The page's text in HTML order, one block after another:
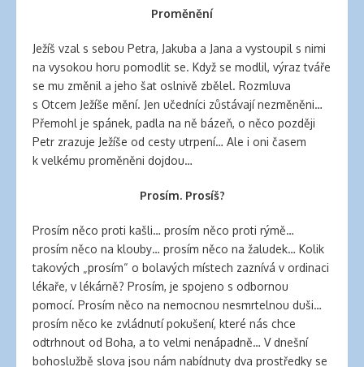
Proměnění
Ježíš vzal s sebou Petra, Jakuba a Jana a vystoupil s nimi
na vysokou horu pomodlit se. Když se modlil, výraz tváře
se mu změnil a jeho šat oslnivě zbělel. Rozmluva
s Otcem Ježíše mění. Jen učedníci zůstávají nezměněni…
Přemohl je spánek, padla na ně bázeň, o něco později
Petr zrazuje Ježíše od cesty utrpení… Ale i oni časem
k velkému proměněni dojdou…
Prosím. Prosíš?
Prosím něco proti kašli… prosím něco proti rýmě…
prosím něco na klouby… prosím něco na žaludek… Kolik
takových „prosím“ o bolavých místech zaznívá v ordinaci
lékaře, v lékárně? Prosím, je spojeno s odbornou
pomocí. Prosím něco na nemocnou nesmrtelnou duši…
prosím něco ke zvládnutí pokušení, které nás chce
odtrhnout od Boha, a to velmi nenápadně… V dnešní
bohoslužbě slova jsou nám nabídnuty dva prostředky se